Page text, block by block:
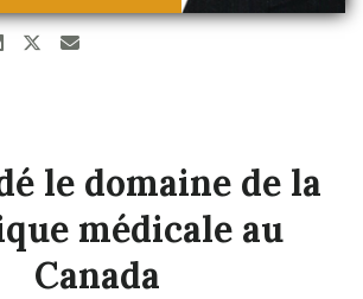
le domaine de la
médicale au
Canada